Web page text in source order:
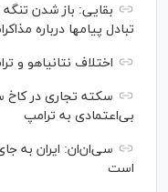
بقایی: باز شدن
تبادل پیام‎ها درباره مذاکرات ادامه دارد
اختلاف نتانیاهو و
سکته تجاری در کاخ
بی‌اعتمادی به ترامپ
است